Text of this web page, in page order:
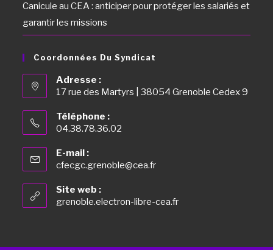
Canicule au CEA : anticiper pour protéger les salariés et
garantir les missions
Coordonnées Du Syndicat
Adresse :
17 rue des Martyrs | 38054 Grenoble Cedex 9
Téléphone :
04.38.78.36.02
E-mail :
cfecgc.grenoble@cea.fr
Site web :
grenoble.electron-libre-cea.fr